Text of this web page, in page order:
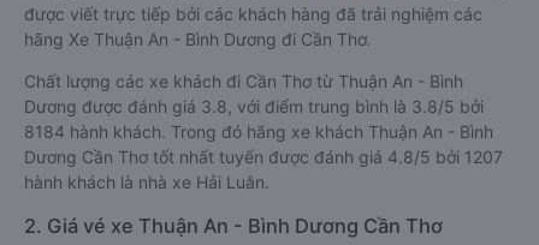
được viết trực tiếp bởi các khách hàng đã trải nghiệm các
hãng Xe Thuận An - Bình Dương đi Cần Thơ.
Chất lượng các xe khách đi Cần Thơ từ Thuận An - Bình
Dương được đánh giá 3.8, với điểm trung bình là 3.8/5 bởi
8184 hành khách. Trong đó hãng xe khách Thuận An - Bình
Dương Cần Thơ tốt nhất tuyến được đánh giá 4.8/5 bởi 1207
hành khách là nhà xe Hải Luân.
2. Giá vé xe Thuận An - Bình Dương Cần Thơ